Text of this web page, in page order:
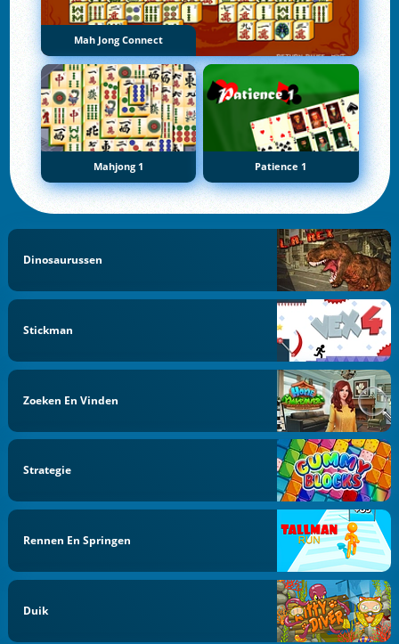
Mah Jong Connect
Mahjong 1 Patience 1
Dinosaurussen
Stickman
Zoeken En Vinden
Strategie
Rennen En Springen
Duik